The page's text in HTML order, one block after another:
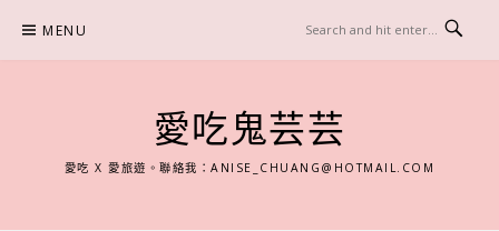
content
MENU
愛吃鬼芸芸
愛吃 X 愛旅遊。聯絡我：ANISE_CHUANG@HOTMAIL.COM